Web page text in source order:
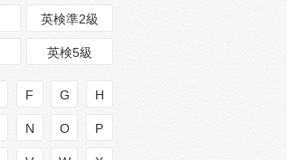
英検準2級
英検5級
F G H
N O P